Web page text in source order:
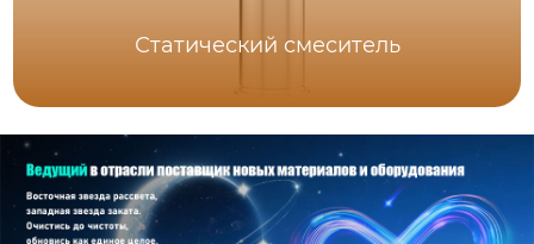
Статический смеситель